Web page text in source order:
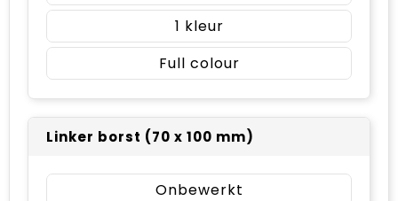
1
Full colour
Linker borst (70 x 100 mm)
Onbewerkt